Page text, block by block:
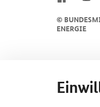
©
ENERGIE